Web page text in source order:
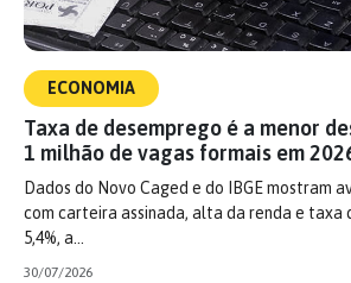
ECONOMIA
Taxa de desemprego é a menor
1 milhão de vagas formais em
Dados do Novo Caged e do IBGE mostram
com carteira assinada, alta da renda e taxa
5,4%, a…
30/07/2026